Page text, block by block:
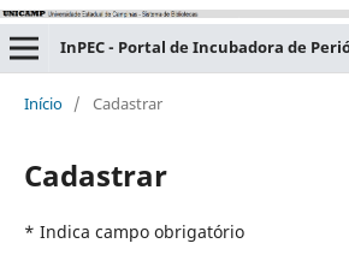
Início / Cadastrar
Cadastrar
* Indica campo obrigatório